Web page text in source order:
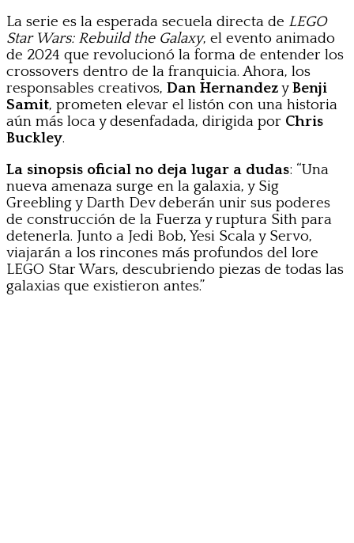
La serie es la esperada secuela directa de LEGO
Star Wars: Rebuild the Galaxy, el evento animado
de 2024 que revolucionó la forma de entender los
crossovers dentro de la franquicia. Ahora, los
responsables creativos, Dan HernandezyBenji
Samit, prometen elevar el listón con una historia
aún más loca y desenfadada, dirigida por Chris
Buckley.
La sinopsis oficial no deja lugar a dudas: “Una
nueva amenaza surge en la galaxia, y Sig
Greebling y Darth Dev deberán unir sus poderes
de construcción de la Fuerza y ruptura Sith para
detenerla. Junto a Jedi Bob, Yesi Scala y Servo,
viajarán a los rincones más profundos del lore
LEGO Star Wars, descubriendo piezas de todas las
galaxias que existieron antes.”